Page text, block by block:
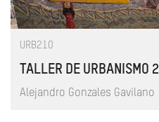
URB210
TALLER DE URBANISMO 2
Alejandro Gonzales Gavilano